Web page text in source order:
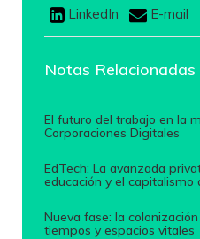
LinkedIn
E-mail
Notas Relacionadas
El futuro del trabajo en la
Corporaciones Digitales
EdTech: La avanzada
educación y el capitalismo
Nueva fase: la
tiempos y espacios vitales